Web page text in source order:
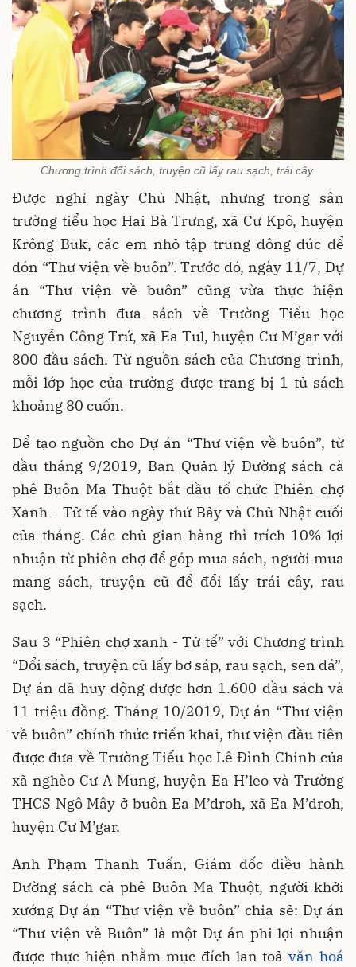
Chương trình đổi sách, truyện cũ lấy rau sạch, trái cây.
Được nghỉ ngày Chủ Nhật, nhưng trong sân
trường tiểu học Hai Bà Trưng, xã Cư Kpô, huyện
Krông Buk, các em nhỏ tập trung đông đúc để
đón “Thư viện về buôn”. Trước đó, ngày 11/7, Dự
án “Thư viện về buôn” cũng vừa thực hiện
chương trình đưa sách về Trường Tiểu học
Nguyễn Công Trứ, xã Ea Tul, huyện Cư M’gar với
800 đầu sách. Từ nguồn sách của Chương trình,
mỗi lớp học của trường được trang bị 1 tủ sách
khoảng 80 cuốn.
Để tạo nguồn cho Dự án “Thư viện về buôn”, từ
đầu tháng 9/2019, Ban Quản lý Đường sách cà
phê Buôn Ma Thuột bắt đầu tổ chức Phiên chợ
Xanh - Tử tế vào ngày thứ Bảy và Chủ Nhật cuối
của tháng. Các chủ gian hàng thì trích 10% lợi
nhuận từ phiên chợ để góp mua sách, người mua
mang sách, truyện cũ để đổi lấy trái cây, rau
sạch.
Sau 3 “Phiên chợ xanh - Tử tế” với Chương trình
“Đổi sách, truyện cũ lấy bơ sáp, rau sạch, sen đá”,
Dự án đã huy động được hơn 1.600 đầu sách và
11 triệu đồng. Tháng 10/2019, Dự án “Thư viện
về buôn” chính thức triển khai, thư viện đầu tiên
được đưa về Trường Tiểu học Lê Đình Chinh của
xã nghèo Cư A Mung, huyện Ea H’leo và Trường
THCS Ngô Mây ở buôn Ea M’droh, xã Ea M’droh,
huyện Cư M’gar.
Anh Phạm Thanh Tuấn, Giám đốc điều hành
Đường sách cà phê Buôn Ma Thuột, người khởi
xướng Dự án “Thư viện về buôn” chia sẻ: Dự án
“Thư viện về Buôn” là một Dự án phi lợi nhuận
được thực hiện nhằm mục đích lan toảvăn hoá